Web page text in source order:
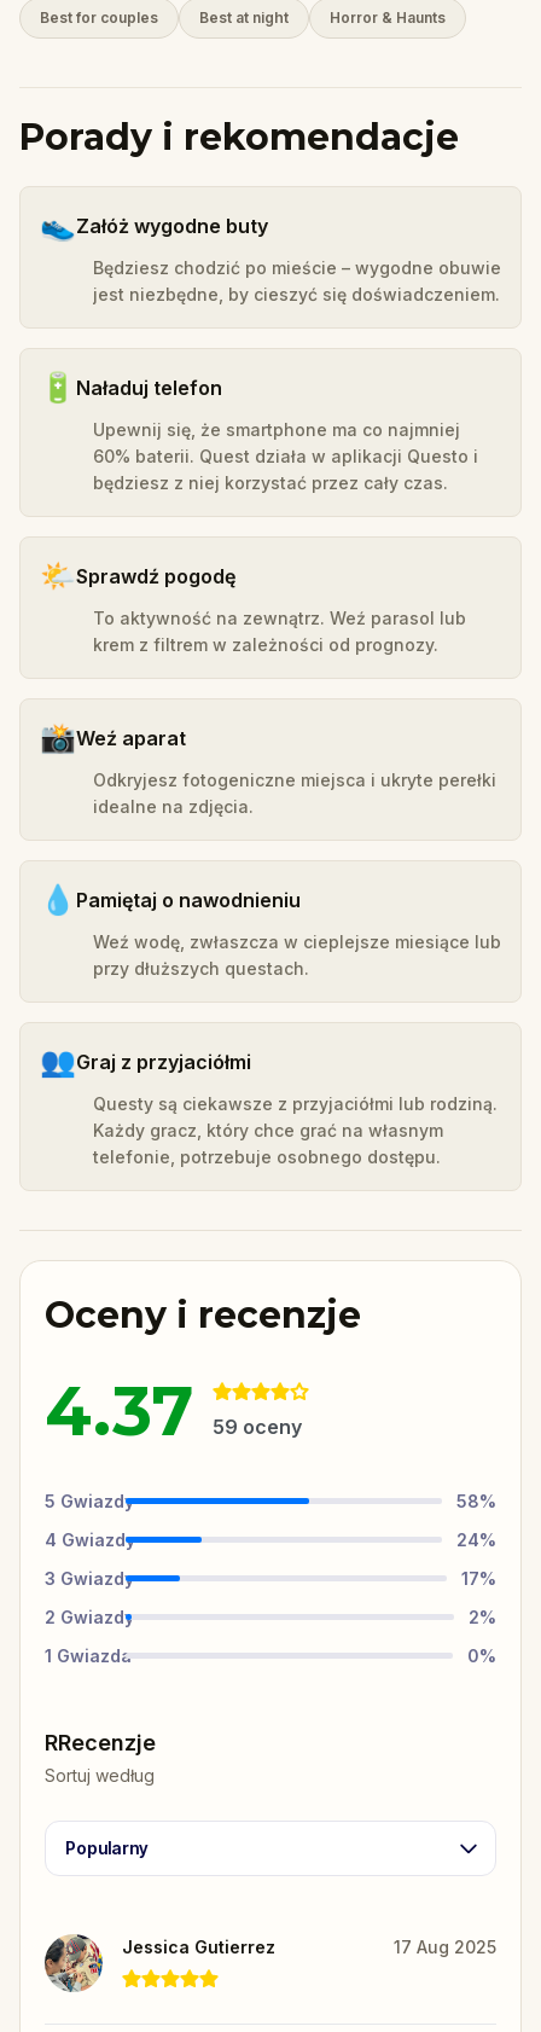
Best for couples Best at night Horror & Haunts
Porady i rekomendacje
👟Załóż wygodne buty
Będziesz chodzić po mieście – wygodne obuwie
jest niezbędne, by cieszyć się doświadczeniem.
🔋 Naładuj telefon
Upewnij się, że smartphone ma co najmniej
60% baterii. Quest działa w aplikacji Questo i
będziesz z niej korzystać przez cały czas.
🌤️Sprawdź pogodę
To aktywność na zewnątrz. Weź parasol lub
krem z filtrem w zależności od prognozy.
📸Weź aparat
Odkryjesz fotogeniczne miejsca i ukryte perełki
idealne na zdjęcia.
💧 Pamiętaj o nawodnieniu
Weź wodę, zwłaszcza w cieplejsze miesiące lub
przy dłuższych questach.
👥Graj z przyjaciółmi
Questy są ciekawsze z przyjaciółmi lub rodziną.
Każdy gracz, który chce grać na własnym
telefonie, potrzebuje osobnego dostępu.
Oceny i recenzje
4.37 59 oceny
5 Gwiazdy 58%
4 Gwiazdy 24%
3 Gwiazdy 17%
2 Gwiazdy 2%
1 Gwiazda 0%
RRecenzje
Sortuj według
Popularny
Jessica Gutierrez 17 Aug 2025